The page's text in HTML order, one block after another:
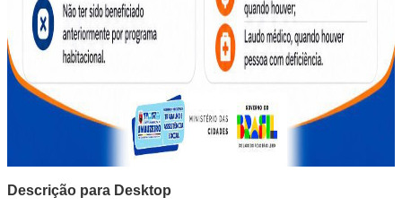
Descrição para Desktop